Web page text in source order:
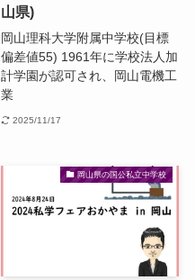
山県)
岡山理科大学附属中学校(目標
偏差値55) 1961年に学校法人加
計学園が認可され、岡山電機工
業
2025/11/17
岡山県の国公私立中学校